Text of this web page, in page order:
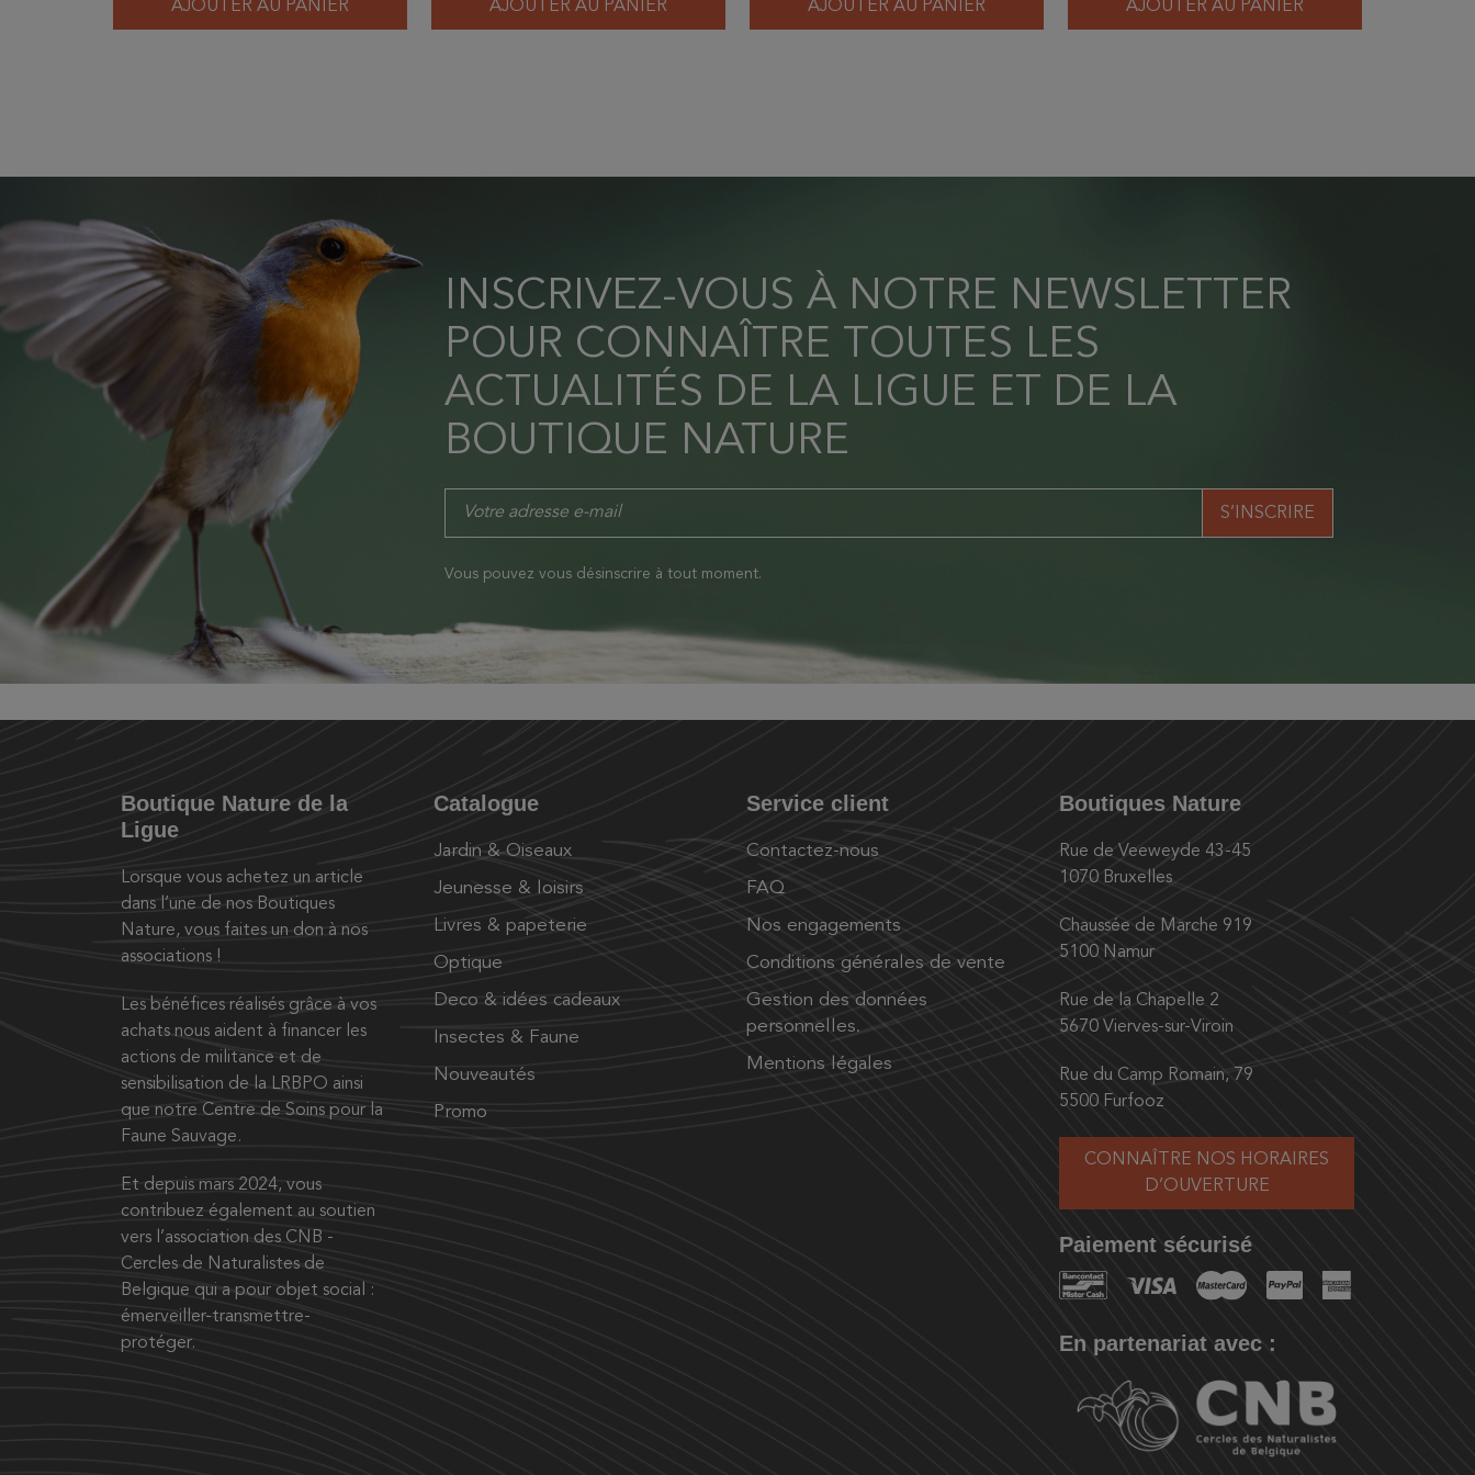
AJOUTER AU PANIER AJOUTER AU PANIER AJOUTER AU PANIER AJOUTER AU PANIER
INSCRIVEZ-VOUS À NOTRE NEWSLETTER
POUR CONNAÎTRE TOUTES LES
ACTUALITÉS DE LA LIGUE ET DE LA
BOUTIQUE NATURE
Vous pouvez vous désinscrire à tout moment.
Boutique Nature de la
Ligue
Lorsque vous achetez un article
dans l’une de nos Boutiques
Nature, vous faites un don à nos
associations !
Les bénéfices réalisés grâce à vos
achats nous aident à financer les
actions de militance et de
sensibilisation de la LRBPO ainsi
que notre Centre de Soins pour la
Faune Sauvage.
Et depuis mars 2024, vous
contribuez également au soutien
vers l’association des CNB -
Cercles de Naturalistes de
Belgique qui a pour objet social :
émerveiller-transmettre-
protéger.
Catalogue
Jardin & Oiseaux
Jeunesse & loisirs
Livres & papeterie
Optique
Deco & idées cadeaux
Insectes & Faune
Nouveautés
Promo
Service client
Contactez-nous
FAQ
Nos engagements
Conditions générales de vente
Gestion des données
personnelles.
Mentions légales
Boutiques Nature
Rue de Veeweyde 43-45
1070 Bruxelles
Chaussée de Marche 919
5100 Namur
Rue de la Chapelle 2
5670 Vierves-sur-Viroin
Rue du Camp Romain, 79
5500 Furfooz
CONNAÎTRE NOS HORAIRES
D’OUVERTURE
Paiement sécurisé
En partenariat avec :